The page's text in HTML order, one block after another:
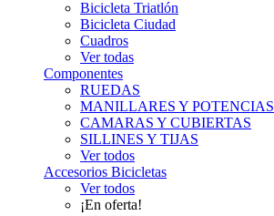
Bicicleta Triatlón
Bicicleta Ciudad
Cuadros
Ver todas
Componentes
RUEDAS
MANILLARES Y POTENCIAS
CAMARAS Y CUBIERTAS
SILLINES Y TIJAS
Ver todos
Accesorios Bicicletas
Ver todos
¡En oferta!